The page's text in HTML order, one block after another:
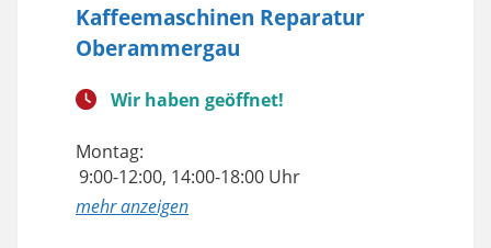
Kaffeemaschinen Reparatur
Oberammergau
Wir haben geöffnet!
Montag:
9:00-12:00, 14:00-18:00 Uhr
anzeigen